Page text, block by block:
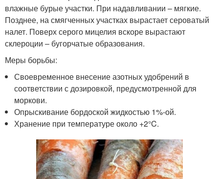
влажные бурые участки. При надавливании – мягкие.
Позднее, на смягченных участках вырастает сероватый
налет. Поверх серого мицелия вскоре вырастают
склероции – бугорчатые образования.
Меры борьбы:
Своевременное внесение азотных удобрений в
соответствии с дозировкой, предусмотренной для
моркови.
Опрыскивание бордоской жидкостью 1%-ой.
Хранение при температуре около +2°C.